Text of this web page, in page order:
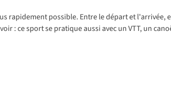
rapidement possible. Entre le départ et l'arrivée,
: ce sport se pratique aussi avec un VTT, un